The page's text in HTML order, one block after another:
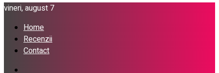
vineri, august 7
Home
Recenzii
Contact